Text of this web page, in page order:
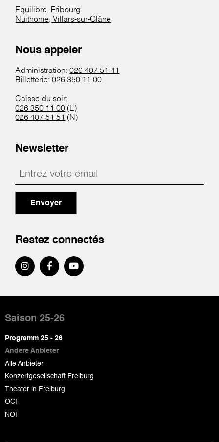
Equilibre, Fribourg
Nuithonie, Villars-sur-Glâne
Nous appeler
Administration:026 407 51 41
Billetterie:026 350 11 00
Caisse du soir:
026 350 11 00 (E)
026 407 51 51 (N)
Newsletter
Envoyer
Restez connectés
de
page
Saison 25-26
Programm 25 - 26
Andere Anbieter
Alle Anbieter
Konzertgesellschaft Freiburg
Theater in Freiburg
OCF
NOF